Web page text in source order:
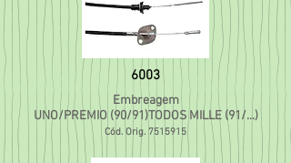
6003
Embreagem
UNO/PREMIO (90/91)TODOS MILLE (91/...)
Cód. Orig. 7515915